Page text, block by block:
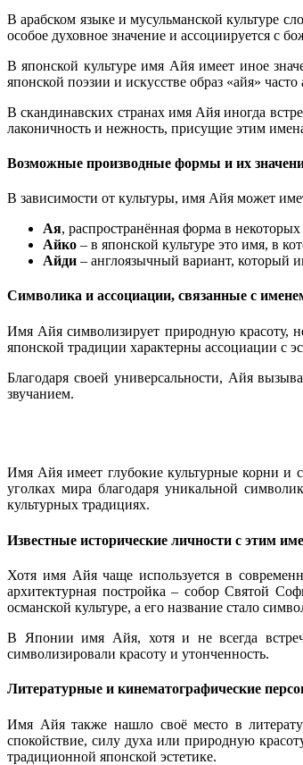
В арабском языке и мусульманской культуре
особое духовное значение и ассоциируется с
В японской культуре имя Айя имеет иное
японской поэзии и искусстве образ «айя»
В скандинавских странах имя Айя иногда
лаконичность и нежность, присущие этим
Возможные производные формы и их
В зависимости от культуры, имя Айя может
Ая, распространённая форма в
Айко – в японской культуре это имя, в
Айди – англоязычный вариант, который
Символика и ассоциации, связанные с
Имя Айя символизирует природную красоту,
японской традиции характерны ассоциации с
Благодаря своей универсальности, Айя
звучанием.
Имя Айя имеет глубокие культурные корни и
уголках мира благодаря уникальной
культурных традициях.
Известные исторические личности с этим
Хотя имя Айя чаще используется в
архитектурная постройка – собор Святой
османской культуре, а его название стало
В Японии имя Айя, хотя и не всегда
символизировали красоту и утонченность.
Литературные и кинематографические
Имя Айя также нашло своё место в
спокойствие, силу духа или природную
традиционной японской эстетике.